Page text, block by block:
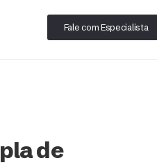
Fale com Especialista
de